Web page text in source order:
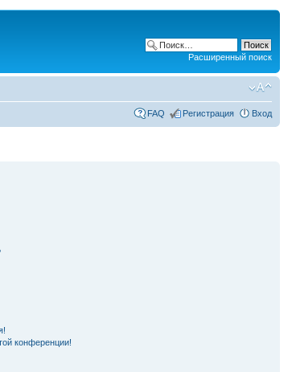
Расширенный поиск
FAQ Регистрация Вход
конференции!